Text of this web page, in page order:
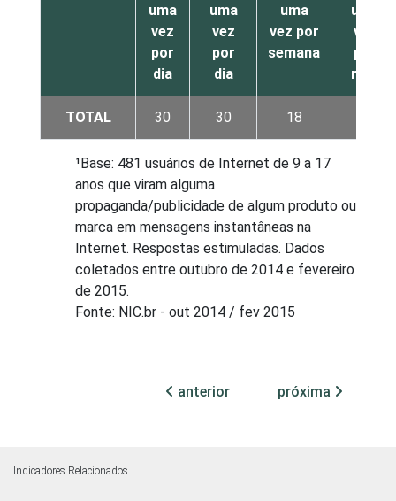
uma
vez
por
dia
uma
vez
por
dia
uma
vez por
semana
uma
vez
por
mês
TOTAL 30 30 18
¹Base: 481 usuários de Internet de 9 a 17
anos que viram alguma
propaganda/publicidade de algum produto ou
marca em mensagens instantâneas na
Internet. Respostas estimuladas. Dados
coletados entre outubro de 2014 e fevereiro
de 2015.
Fonte: NIC.br - out 2014 / fev 2015
anterior próxima
Indicadores Relacionados